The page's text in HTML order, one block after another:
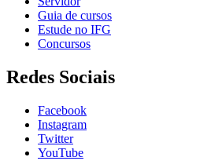
Guia de cursos
Estude no IFG
Concursos
Redes Sociais
Facebook
Instagram
Twitter
YouTube